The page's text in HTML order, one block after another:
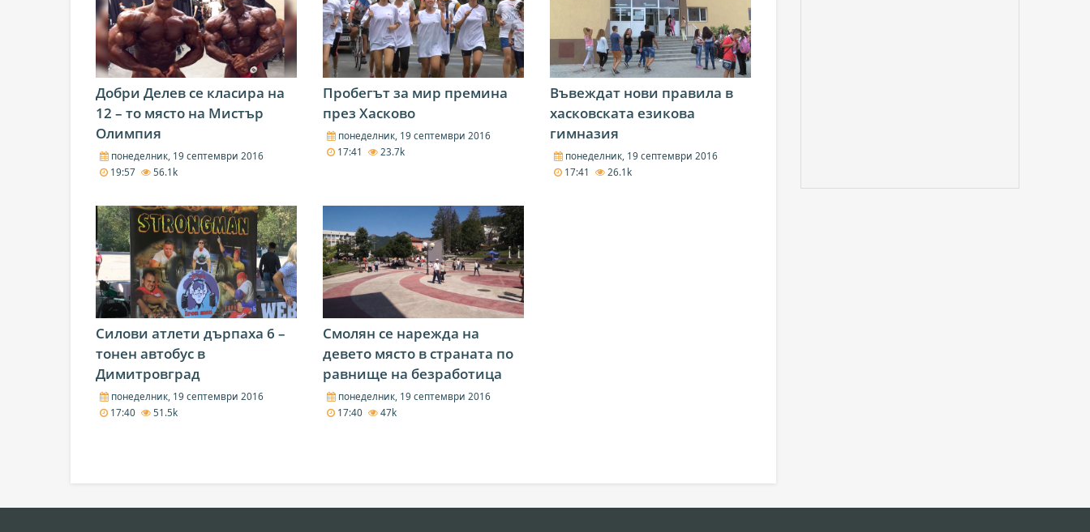
Добри Делев се класира на
12 – то място на Мистър
Олимпия
понеделник, 19 септември 2016
19:57
56.1k
Пробегът за мир премина
през Хасково
понеделник, 19 септември 2016
17:41
23.7k
Въвеждат нови правила в
хасковската езикова
гимназия
понеделник, 19 септември 2016
17:41
26.1k
Силови атлети дърпаха 6 –
тонен автобус в
Димитровград
понеделник, 19 септември 2016
17:40
51.5k
Смолян се нарежда на
девето място в страната по
равнище на безработица
понеделник, 19 септември 2016
17:40
47k